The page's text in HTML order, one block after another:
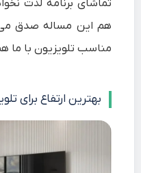
تماشای برنامه لذت
هم این مساله صدق
مناسب تلویزیون با ما
بهترین ارتفاع برای